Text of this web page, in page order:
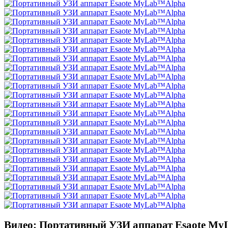
Видео: Портативный УЗИ аппарат Esaote